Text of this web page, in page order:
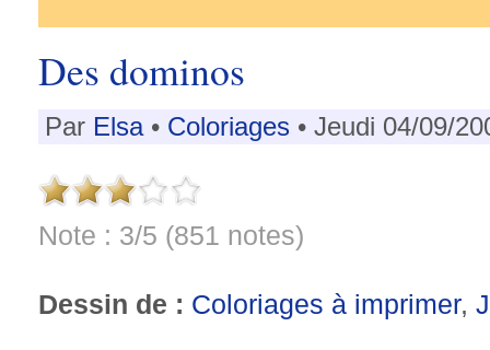
Des dominos
Par Elsa• Coloriages • Jeudi 04/09/
Note : 3/5 (851 notes)
Dessin de : Coloriages à imprimer,